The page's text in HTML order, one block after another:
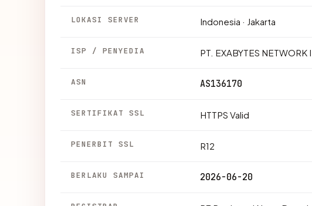
LOKASI SERVER Indonesia · Jakarta
ISP / PENYEDIA PT. EXABYTES NETWORK
ASN AS136170
SERTIFIKAT SSL HTTPS Valid
PENERBIT SSL R12
BERLAKU SAMPAI 2026-06-20